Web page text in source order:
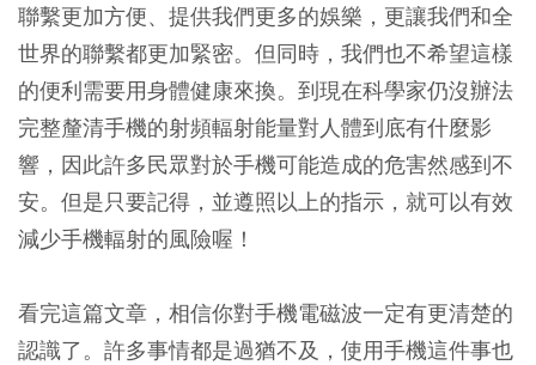
聯繫更加方便、提供我們更多的娛樂，更讓我們和全
世界的聯繫都更加緊密。但同時，我們也不希望這樣
的便利需要用身體健康來換。到現在科學家仍沒辦法
完整釐清手機的射頻輻射能量對人體到底有什麼影
響，因此許多民眾對於手機可能造成的危害然感到不
安。但是只要記得，並遵照以上的指示，就可以有效
減少手機輻射的風險喔！
看完這篇文章，相信你對手機電磁波一定有更清楚的
認識了。許多事情都是過猶不及，使用手機這件事也